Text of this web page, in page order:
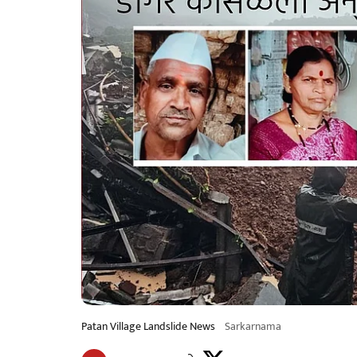
Patan Village Landslide News Sarkarnama